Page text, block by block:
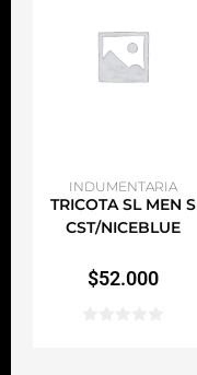
AÑADIR AL CARRITO
INDUMENTARIA
TRICOTA SL MEN S
CST/NICEBLUE
$52.000